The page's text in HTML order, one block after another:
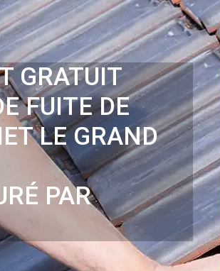
GRATUIT
FUITE DE
LE GRAND
PAR